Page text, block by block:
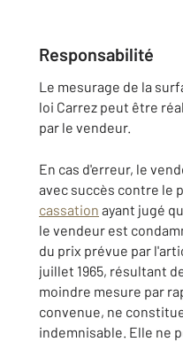
Responsabilité
Le mesurage de la
loi Carrez peut être
par le vendeur.
En cas d'erreur, le
avec succès contre le
cassation ayant jugé
le vendeur est
du prix prévue par
juillet 1965, résultant
moindre mesure par
convenue, ne
indemnisable. Elle ne